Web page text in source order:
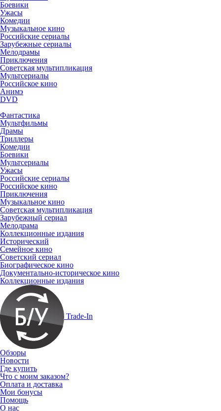
Боевики
Ужасы
Комедии
Музыкальное кино
Российские сериалы
Зарубежные сериалы
Мелодрамы
Приключения
Советская мультипликация
Мультсериалы
Российское кино
Анимэ
DVD
Фантастика
Мультфильмы
Драмы
Триллеры
Комедии
Боевики
Мультсериалы
Ужасы
Российские сериалы
Российское кино
Приключения
Музыкальное кино
Советская мультипликация
Зарубежный сериал
Мелодрама
Коллекционные издания
Исторический
Семейное кино
Советский сериал
Биографическое кино
Документально-историческое кино
Коллекционные издания
Trade-In
Обзоры
Новости
Где купить
Что с моим заказом?
Оплата и доставка
Мои бонусы
Помощь
О нас